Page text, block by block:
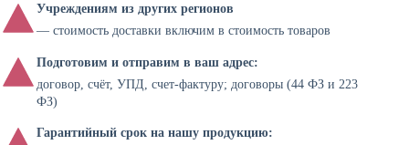
Учреждениям из других регионов
— стоимость доставки включим в стоимость товаров
Подготовим и отправим в ваш адрес:
договор, счёт, УПД, счет-фактуру; договоры (44 ФЗ и 223
ФЗ)
Гарантийный срок на нашу продукцию: